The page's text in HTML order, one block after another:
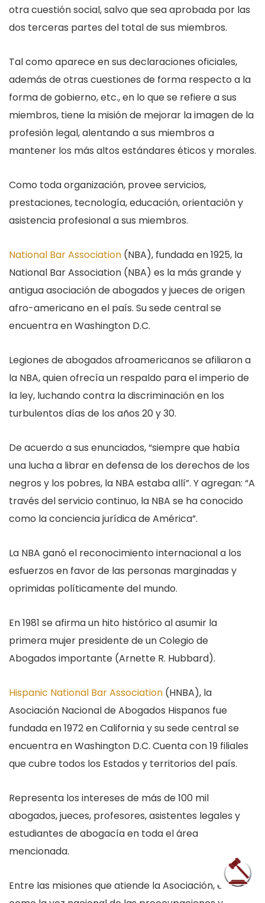
otra cuestión social, salvo que sea aprobada por las
dos terceras partes del total de sus miembros.
Tal como aparece en sus declaraciones oficiales,
además de otras cuestiones de forma respecto a la
forma de gobierno, etc., en lo que se refiere a sus
miembros, tiene la misión de mejorar la imagen de la
profesión legal, alentando a sus miembros a
mantener los más altos estándares éticos y morales.
Como toda organización, provee servicios,
prestaciones, tecnología, educación, orientación y
asistencia profesional a sus miembros.
National Bar Association (NBA), fundada en 1925, la
National Bar Association (NBA) es la más grande y
antigua asociación de abogados y jueces de origen
afro-americano en el país. Su sede central se
encuentra en Washington D.C.
Legiones de abogados afroamericanos se afiliaron a
la NBA, quien ofrecía un respaldo para el imperio de
la ley, luchando contra la discriminación en los
turbulentos días de los años 20 y 30.
De acuerdo a sus enunciados, “siempre que había
una lucha a librar en defensa de los derechos de los
negros y los pobres, la NBA estaba allí”. Y agregan: “A
través del servicio continuo, la NBA se ha conocido
como la conciencia jurídica de América”.
La NBA ganó el reconocimiento internacional a los
esfuerzos en favor de las personas marginadas y
oprimidas políticamente del mundo.
En 1981 se afirma un hito histórico al asumir la
primera mujer presidente de un Colegio de
Abogados importante (Arnette R. Hubbard).
Hispanic National Bar Association (HNBA), la
Asociación Nacional de Abogados Hispanos fue
fundada en 1972 en California y su sede central se
encuentra en Washington D.C. Cuenta con 19 filiales
que cubre todos los Estados y territorios del país.
Representa los intereses de más de 100 mil
abogados, jueces, profesores, asistentes legales y
estudiantes de abogacía en toda el área
mencionada.
Entre las misiones que atiende la Asociación, es servir